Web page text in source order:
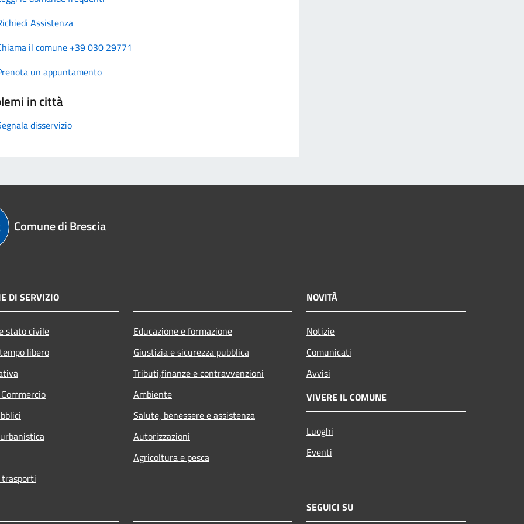
Assistenza
il comune +39 030 29771
un appuntamento
in città
disservizio
Comune di Brescia
DI SERVIZIO
stato civile
libero
Educazione e formazione
Giustizia e sicurezza pubblica
Tributi,finanze e contravvenzioni
Ambiente
Salute, benessere e assistenza
Autorizzazioni
Agricoltura e pesca
NOVITÀ
Notizie
Comunicati
Avvisi
VIVERE IL COMUNE
Luoghi
Eventi
SEGUICI SU